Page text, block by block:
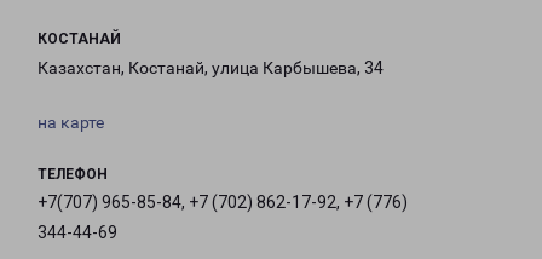
КОСТАНАЙ
Казахстан, Костанай, улица Карбышева, 34
на карте
ТЕЛЕФОН
+7(707) 965-85-84, +7 (702) 862-17-92, +7 (776)
344-44-69